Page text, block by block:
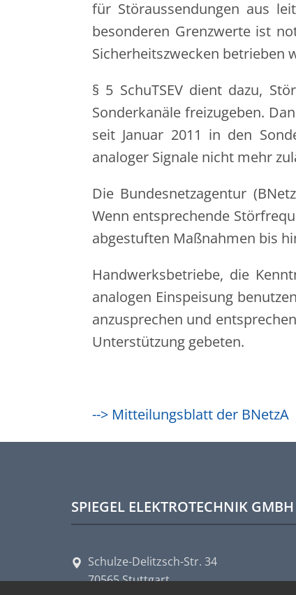
für Störaussendungen aus
besonderen Grenzwerte ist
Sicherheitszwecken betrieben
§ 5 SchuTSEV dient dazu,
Sonderkanäle freizugeben.
seit Januar 2011 in den
analoger Signale nicht mehr
Die Bundesnetzagentur
Wenn entsprechende
abgestuften Maßnahmen bis
Handwerksbetriebe, die
analogen Einspeisung
anzusprechen und
Unterstützung gebeten.
--> Mitteilungsblatt der BNetzA
SPIEGEL ELEKTROTECHNIK GMBH
Schulze-Delitzsch-Str. 34
70565 Stuttgart